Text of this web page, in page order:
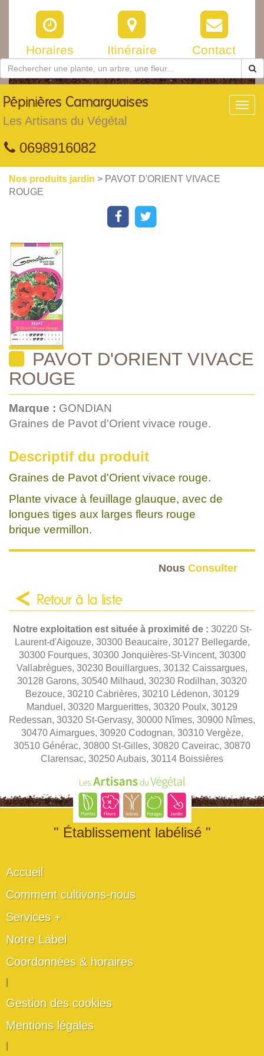
Horaires Itinéraire Contact
Pépinières Camarguaises
Les Artisans du Végétal
0698916082
Nos produits jardin > PAVOT D'ORIENT VIVACE
ROUGE
PAVOT D'ORIENT VIVACE
ROUGE
Marque : GONDIAN
Graines de Pavot d'Orient vivace rouge.
Descriptif du produit
Graines de Pavot d'Orient vivace rouge.
Plante vivace à feuillage glauque, avec de
longues tiges aux larges fleurs rouge
brique vermillon.
Nous Consulter
Retour à la liste
Notre exploitation est située à proximité de : 30220 St-
Laurent-d'Aigouze, 30300 Beaucaire, 30127 Bellegarde,
30300 Fourques, 30300 Jonquières-St-Vincent, 30300
Vallabrègues, 30230 Bouillargues, 30132 Caissargues,
30128 Garons, 30540 Milhaud, 30230 Rodilhan, 30320
Bezouce, 30210 Cabrières, 30210 Lédenon, 30129
Manduel, 30320 Marguerittes, 30320 Poulx, 30129
Redessan, 30320 St-Gervasy, 30000 Nîmes, 30900 Nîmes,
30470 Aimargues, 30920 Codognan, 30310 Vergèze,
30510 Générac, 30800 St-Gilles, 30820 Caveirac, 30870
Clarensac, 30250 Aubais, 30114 Boissières
" Établissement labélisé "
Accueil
Comment cultivons-nous
Services +
Notre Label
Coordonnées & horaires
Gestion des cookies
Mentions légales